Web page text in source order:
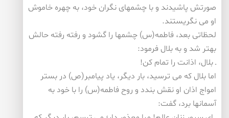
صورتش پاشیدند و با چشمهای نگران خود، به چهره خاموش
او می نگریستند.
لحظاتی بعد، فاطمه(س) چشمها را گشود و رفته رفته حالش
بهتر شد و به بلال فرمود:
ـ بلال، اذانت را تمام كن!
اما بلال كه می ترسید، بار دیگر، یاد پیامبر(ص) در بستر
امواج اذان او نقش بندد و روح فاطمه(س) را با خود به
آسمانها برد، گفت: